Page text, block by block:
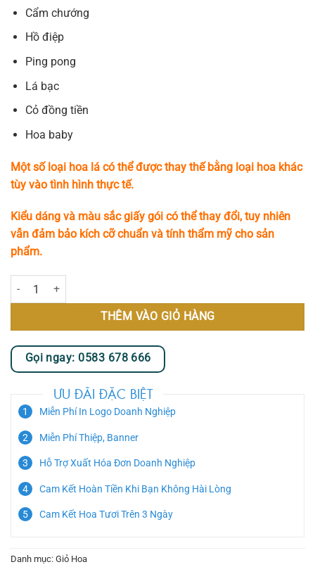
Cẩm chướng
Hồ điệp
Ping pong
Lá bạc
Cỏ đồng tiền
Hoa baby
Một số loại hoa lá có thể được thay thế bằng loại hoa khác
tùy vào tình hình thực tế.
Kiểu dáng và màu sắc giấy gói có thể thay đổi, tuy nhiên
vẫn đảm bảo kích cỡ chuẩn và tính thẩm mỹ cho sản
phẩm.
Seraphic Garden số lượng
THÊM VÀO GIỎ HÀNG
Gọi ngay: 0583 678 666
ƯU ĐÃI ĐẶC BIỆT
Miễn Phí In Logo Doanh Nghiệp
Miễn Phí Thiệp, Banner
Hỗ Trợ Xuất Hóa Đơn Doanh Nghiệp
Cam Kết Hoàn Tiền Khi Bạn Không Hài Lòng
Cam Kết Hoa Tươi Trên 3 Ngày
Danh mục: Giỏ Hoa